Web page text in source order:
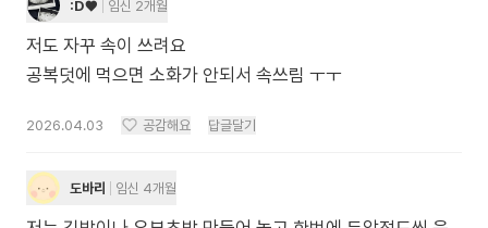
:D♥ 임신 2개월
저도 자꾸 속이 쓰려요
공복덧에 먹으면 소화가 안되서 속쓰림 ㅜㅜ
2026.04.03 공감해요 답글달기
도바리 임신 4개월